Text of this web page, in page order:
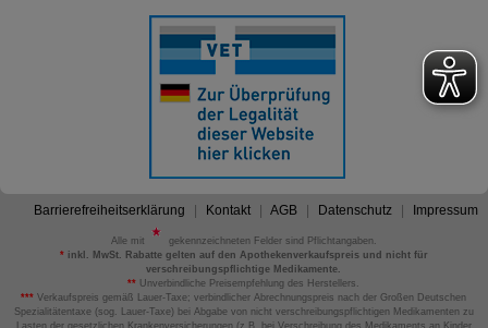
Barrierefreiheitserklärung Kontakt AGB Datenschutz Impressum
Alle mit
gekennzeichneten Felder sind Pflichtangaben.
*inkl. MwSt. Rabatte gelten auf den Apothekenverkaufspreis und nicht für
verschreibungspflichtige Medikamente.
** Unverbindliche Preisempfehlung des Herstellers.
*** Verkaufspreis gemäß Lauer-Taxe; verbindlicher Abrechnungspreis nach der Großen Deutschen
Spezialitätentaxe (sog. Lauer-Taxe) bei Abgabe von nicht verschreibungspflichtigen Medikamenten zu
Lasten der gesetzlichen Krankenversicherungen (z.B. bei Verschreibung des Medikaments an Kinder